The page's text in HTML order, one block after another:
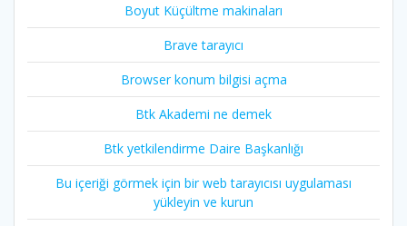
Boyut Küçültme makinaları
Brave tarayıcı
Browser konum bilgisi açma
Btk Akademi ne demek
Btk yetkilendirme Daire Başkanlığı
Bu içeriği görmek için bir web tarayıcısı uygulaması
yükleyin ve kurun